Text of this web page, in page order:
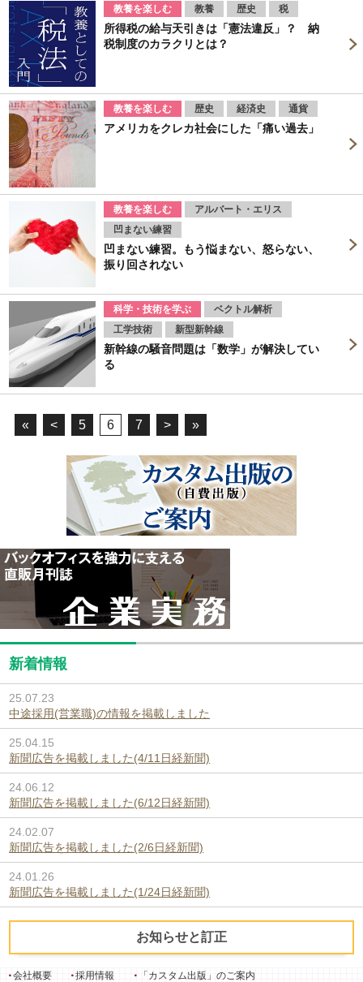
教養を楽しむ 教養 歴史 税
所得税の給与天引きは「憲法違反」？ 納
税制度のカラクリとは？
教養を楽しむ 歴史 経済史 通貨
アメリカをクレカ社会にした「痛い過去」
教養を楽しむ
アルバート・エリス
凹まない練習
凹まない練習。もう悩まない、怒らない、
振り回されない
科学・技術を学ぶ
ベクトル解析
工学技術
新型新幹線
新幹線の騒音問題は「数学」が解決してい
る
« < 5 6 7 > »
新着情報
25.07.23
中途採用(営業職)の情報を掲載しました
25.04.15
新聞広告を掲載しました(4/11日経新聞)
24.06.12
新聞広告を掲載しました(6/12日経新聞)
24.02.07
新聞広告を掲載しました(2/6日経新聞)
24.01.26
新聞広告を掲載しました(1/24日経新聞)
お知らせと訂正
会社概要 採用情報 「カスタム出版」のご案内